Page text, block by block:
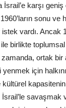
İsrail’e karşı
sonu ve
vardı. Ancak
ile birlikte
zamanda, ortak
için
İsrail’le savaşmak